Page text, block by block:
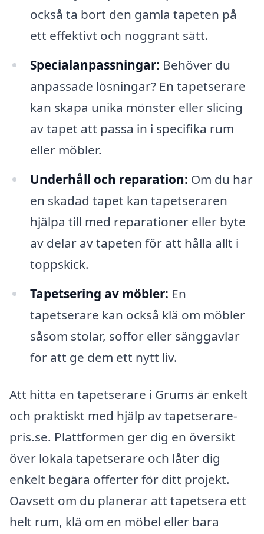
också ta bort den gamla tapeten på
ett effektivt och noggrant sätt.
Specialanpassningar: Behöver du
anpassade lösningar? En tapetserare
kan skapa unika mönster eller slicing
av tapet att passa in i specifika rum
eller möbler.
Underhåll och reparation: Om du har
en skadad tapet kan tapetseraren
hjälpa till med reparationer eller byte
av delar av tapeten för att hålla allt i
toppskick.
Tapetsering av möbler: En
tapetserare kan också klä om möbler
såsom stolar, soffor eller sänggavlar
för att ge dem ett nytt liv.
Att hitta en tapetserare i Grums är enkelt
och praktiskt med hjälp av tapetserare-
pris.se. Plattformen ger dig en översikt
över lokala tapetserare och låter dig
enkelt begära offerter för ditt projekt.
Oavsett om du planerar att tapetsera ett
helt rum, klä om en möbel eller bara